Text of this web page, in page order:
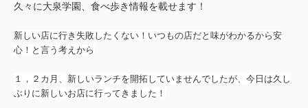
久々に大泉学園、食べ歩き情報を載せます！
新しい店に行き失敗したくない！いつもの店だと味がわかるから安
心！と言う考えから
１，２カ月、新しいランチを開拓していませんでしたが、今日は久し
ぶりに新しいお店に行ってきました！